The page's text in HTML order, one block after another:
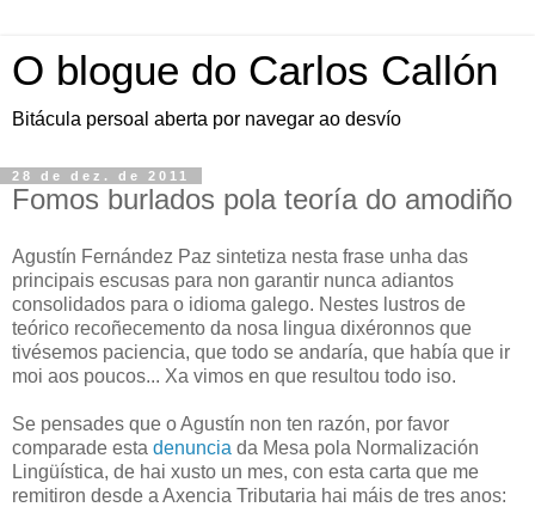
O blogue do Carlos Callón
Bitácula persoal aberta por navegar ao desvío
28 de dez. de 2011
Fomos burlados pola teoría do amodiño
Agustín Fernández Paz sintetiza nesta frase unha das
principais escusas para non garantir nunca adiantos
consolidados para o idioma galego. Nestes lustros de
teórico recoñecemento da nosa lingua dixéronnos que
tivésemos paciencia, que todo se andaría, que había que ir
moi aos poucos... Xa vimos en que resultou todo iso.
Se pensades que o Agustín non ten razón, por favor
comparade esta denuncia da Mesa pola Normalización
Lingüística, de hai xusto un mes, con esta carta que me
remitiron desde a Axencia Tributaria hai máis de tres anos: